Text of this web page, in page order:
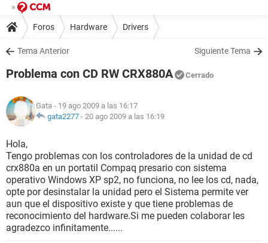
Foros Hardware Drivers
Tema Anterior Siguiente Tema
Problema con CD RW CRX880A Cerrado
Gata - 19 ago 2009 a las 16:17
gata2277 - 20 ago 2009 a las 16:19
Hola,
Tengo problemas con los controladores de la unidad de cd
crx880a en un portatil Compaq presario con sistema
operativo Windows XP sp2, no funciona, no lee los cd, nada,
opte por desinstalar la unidad pero el Sistema permite ver
aun que el dispositivo existe y que tiene problemas de
reconocimiento del hardware.Si me pueden colaborar les
agradezco infinitamente......